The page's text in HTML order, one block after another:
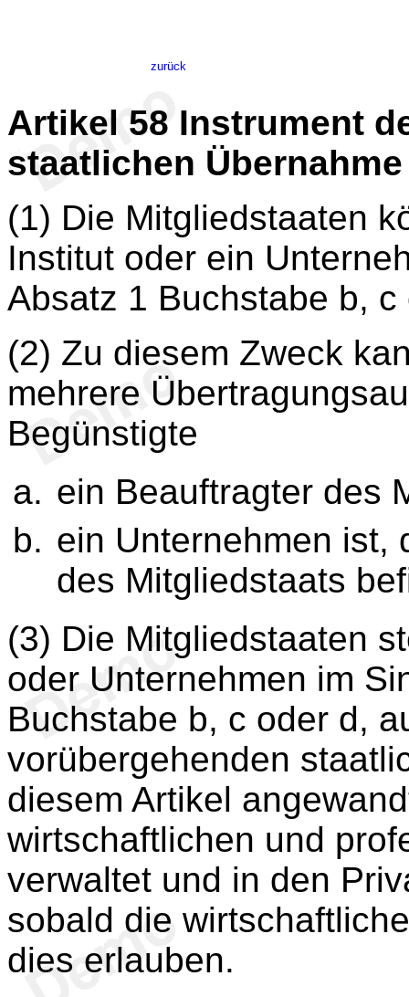
zurück
Artikel 58 Instrument
staatlichen Übernahme
(1) Die Mitgliedstaaten
Institut oder ein
Absatz 1 Buchstabe b,
(2) Zu diesem Zweck
mehrere
Begünstigte
ein Beauftragter des
ein Unternehmen ist,
des Mitgliedstaats
(3) Die Mitgliedstaaten
oder Unternehmen im
Buchstabe b, c oder d,
vorübergehenden
diesem Artikel
wirtschaftlichen und
verwaltet und in den
sobald die
dies erlauben.